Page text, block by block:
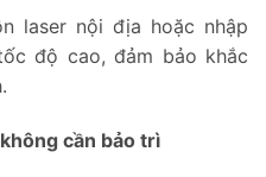
laser nội địa hoặc nhập
độ cao, đảm bảo khắc
cần bảo trì